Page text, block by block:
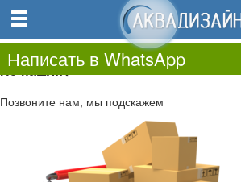
0.00
0
Не нашли?
Позвоните нам, мы подскажем
Написать в WhatsApp